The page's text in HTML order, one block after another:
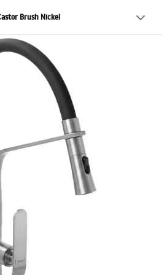
Baterie de bucătărie Rea Castor Brush Nickel